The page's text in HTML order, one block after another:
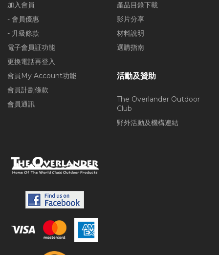
加入會員
- 會員優惠
- 升級條款
電子會員証功能
更換電話再登入
會員My Account功能
會員計劃條款
會員通訊
產品目錄下載
影片分享
材料說明
選購指南
活動及贊助
The Overlander Outdoor
Club
野外活動及機構連結